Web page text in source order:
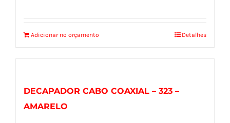
Adicionar no orçamento Detalhes
DECAPADOR CABO COAXIAL – 323 –
AMARELO